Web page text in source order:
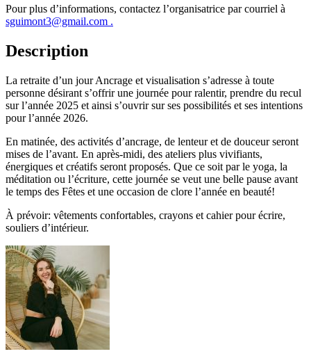
Pour plus d’informations, contactez l’organisatrice par courriel à
sguimont3@gmail.com .
Description
La retraite d’un jour Ancrage et visualisation s’adresse à toute
personne désirant s’offrir une journée pour ralentir, prendre du recul
sur l’année 2025 et ainsi s’ouvrir sur ses possibilités et ses intentions
pour l’année 2026.
En matinée, des activités d’ancrage, de lenteur et de douceur seront
mises de l’avant. En après-midi, des ateliers plus vivifiants,
énergiques et créatifs seront proposés. Que ce soit par le yoga, la
méditation ou l’écriture, cette journée se veut une belle pause avant
le temps des Fêtes et une occasion de clore l’année en beauté!
À prévoir: vêtements confortables, crayons et cahier pour écrire,
souliers d’intérieur.